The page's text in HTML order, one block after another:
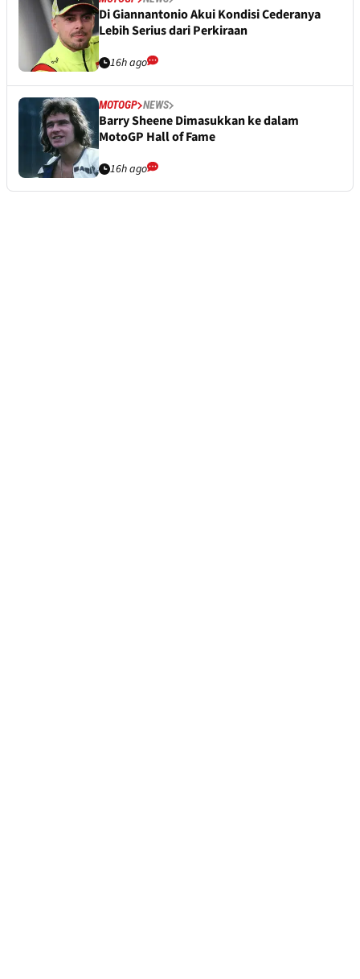
Di Giannantonio Akui Kondisi Cederanya
Lebih Serius dari Perkiraan
16h ago
MOTOGP NEWS
Barry Sheene Dimasukkan ke dalam
MotoGP Hall of Fame
16h ago